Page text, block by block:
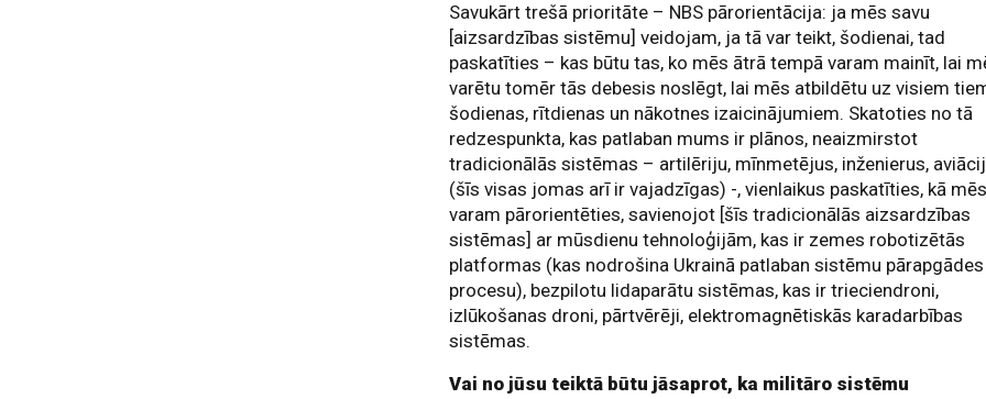
Savukārt trešā prioritāte – NBS pārorientācija: ja mēs savu
[aizsardzības sistēmu] veidojam, ja tā var teikt, šodienai, tad
paskatīties – kas būtu tas, ko mēs ātrā tempā varam mainīt, lai
varētu tomēr tās debesis noslēgt, lai mēs atbildētu uz visiem
šodienas, rītdienas un nākotnes izaicinājumiem. Skatoties no tā
redzespunkta, kas patlaban mums ir plānos, neaizmirstot
tradicionālās sistēmas – artilēriju, mīnmetējus, inženierus,
(šīs visas jomas arī ir vajadzīgas) -, vienlaikus paskatīties, kā mēs
varam pārorientēties, savienojot [šīs tradicionālās aizsardzības
sistēmas] ar mūsdienu tehnoloģijām, kas ir zemes robotizētās
platformas (kas nodrošina Ukrainā patlaban sistēmu pārapgādes
procesu), bezpilotu lidaparātu sistēmas, kas ir trieciendroni,
izlūkošanas droni, pārtvērēji, elektromagnētiskās karadarbības
sistēmas.
Vai no jūsu teiktā būtu jāsaprot, ka militāro sistēmu